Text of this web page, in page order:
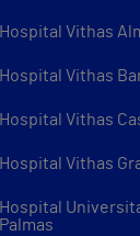
Hospital Vithas
Hospital Vithas
Hospital Vithas
Hospital Vithas
Hospital
Palmas